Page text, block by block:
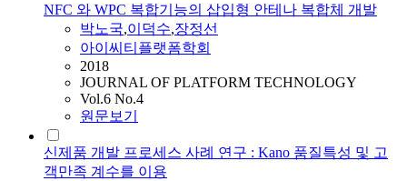
NFC 와 WPC 복합기능의 삽입형 안테나 복합체 개발
박노국,이덕수,장정선
아이씨티플랫폼학회
2018
JOURNAL OF PLATFORM TECHNOLOGY
Vol.6 No.4
원문보기
신제품 개발 프로세스 사례 연구 : Kano 품질특성 및 고
객만족 계수를 이용